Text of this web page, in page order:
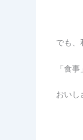
でも、
「食事
おいし